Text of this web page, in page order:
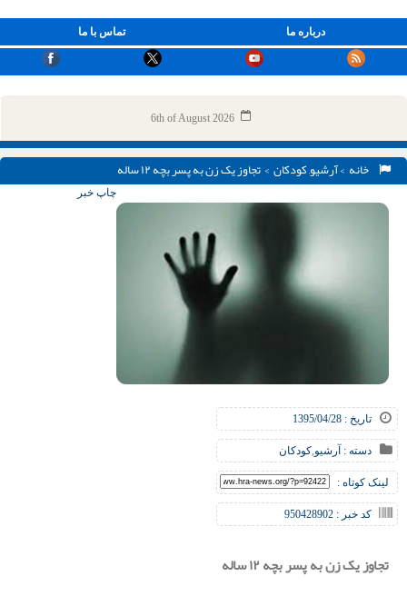
تماس با ما درباره ما
6th of August 2026
خانه >آرشیو,کودکان> تجاوز یک زن به پسر بچه ۱۲ ساله
تاریخ : 1395/04/28
دسته : آرشیو,کودکان
لینک کوتاه :
کد خبر : 950428902
چاپ خبر
تجاوز یک زن به پسر بچه ۱۲ ساله